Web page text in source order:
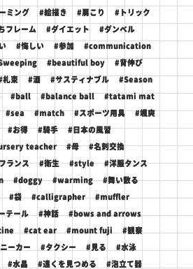
ミング #絵描き #肩こり #トリック
フレーム #ダイエット #ダンベル
#悔しい #参加 #communication
#beautiful boy #背伸び
札束 #酒 #サスティナブル #Season
#ball #balance ball #tatami mat
#sea #match #スポーツ用具 #颯爽
#お得 #騎手 #日本の風習
teacher #母 #名刺交換
ランス #衛生 #style #洋服タンス
#doggy #warming #舞い散る
#袋 #calligrapher #muffler
テール #神話 #bows and arrows
#cat ear #mount fuji #観察
ーカー #タクシー #見る #水泳
#水晶 #遠くを見つめる #泡立て器